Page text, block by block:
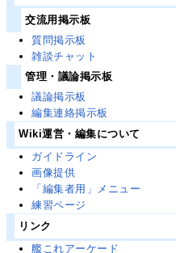
交流用掲示板
質問掲示板
雑談チャット
管理・議論掲示板
議論掲示板
編集連絡掲示板
Wiki運営・編集について
ガイドライン
画像提供
「編集者用」メニュー
練習ページ
リンク
艦これアーケード